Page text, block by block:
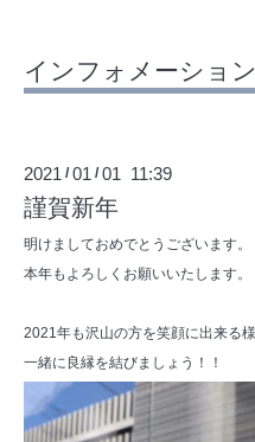
インフォメーション
2021 /01 /01 11:39
謹賀新年
明けましておめでとうございます。
本年もよろしくお願いいたします。
2021年も沢山の方を笑顔に出来る
一緒に良縁を結びましょう！！